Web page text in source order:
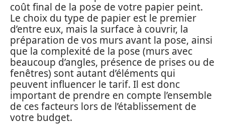
coût final de la pose de votre papier peint.
Le choix du type de papier est le premier
d’entre eux, mais la surface à couvrir, la
préparation de vos murs avant la pose, ainsi
que la complexité de la pose (murs avec
beaucoup d’angles, présence de prises ou de
fenêtres) sont autant d’éléments qui
peuvent influencer le tarif. Il est donc
important de prendre en compte l’ensemble
de ces facteurs lors de l’établissement de
votre budget.